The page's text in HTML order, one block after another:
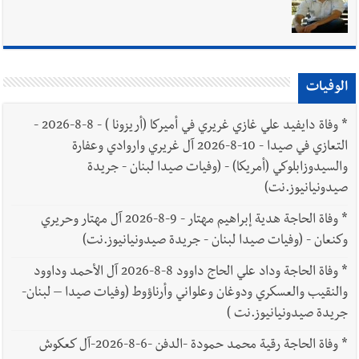
الوفيات
*
وفاة دايفيد علي غازي غريري في أميركا (أريزونا ) - 8-8-2026 -
التعازي في صيدا - 10-8-2026 آل غريري واروادي وعفارة
والسيدوزابلوكي (أمريكا) - (وفيات صيدا لبنان - جريدة
صيدونيانيوز.نت)
*
وفاة الحاجة هدية إبراهيم مهتار - 9-8-2026 آل مهتار وحريري
وكنعان - (وفيات صيدا لبنان - جريدة صيدونيانيوز.نت)
*
وفاة الحاجة وداد علي الحاج داوود 8-8-2026 آل الأحمد وداوود
والنقيب والعسكري ودوغان وعلواني وأرناؤوط (وفيات صيدا – لبنان-
جريدة صيدونيانيوز.نت )
*
وفاة الحاجة رقية محمد حمودة -الدفن -6-8-2026-آل كعكوش